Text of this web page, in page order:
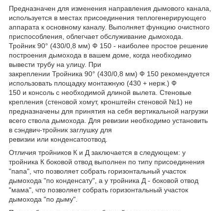
Предназначен для изменения направления дымового канала,
используется в местах присоединения теплогенерирующего
аппарата к основному каналу. Выполняет функцию очистного
приспособления, облегчает обслуживание дымохода.
Тройник 90° (430/0,8 мм) Ф 150 - наиболее простое решение
построения дымохода в вашем доме, когда необходимо
вывести трубу на улицу. При
закреплении Тройника 90° (430/0,8 мм) Ф 150 рекомендуется
использовать площадку монтажную (430 + нерж.) Ф
150 и консоль с необходимой длиной вылета. Стеновые
крепления (стеновой хомут, кронштейн стеновой №1) не
предназначены для принятия на себя вертикальной нагрузки
всего ствола дымохода. Для ревизии необходимо установить
в сэндвич-тройник заглушку для
ревизии или конденсатоотвод.
Отличия тройников К и Д заключается в следующем: у
тройника К боковой отвод выполнен по типу присоединения
"папа", что позволяет собрать горизонтальный участок
дымохода "по конденсату", а у тройника Д - боковой отвод
"мама", что позволяет собрать горизонтальный участок
дымохода "по дыму".